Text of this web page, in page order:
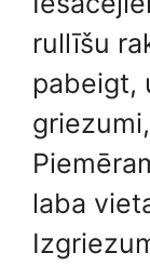
rullīšu
pabeigt,
laba